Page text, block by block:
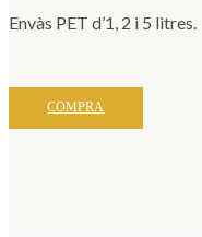
Envàs PET d’1, 2 i 5 litres.
COMPRA